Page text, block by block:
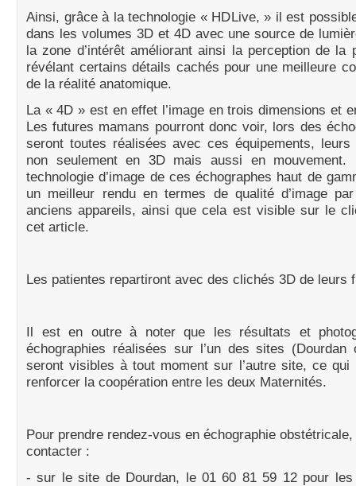
Ainsi, grâce à la technologie « HDLive, » il est
dans les volumes 3D et 4D avec une source de
la zone d’intérêt améliorant ainsi la perception de la
révélant certains détails cachés pour une meilleure
de la réalité anatomique.
La « 4D » est en effet l’image en trois dimensions et
Les futures mamans pourront donc voir, lors des
seront toutes réalisées avec ces équipements, leurs
non seulement en 3D mais aussi en mouvement.
technologie d’image de ces échographes haut de
un meilleur rendu en termes de qualité d’image
anciens appareils, ainsi que cela est visible sur le
cet article.
Les patientes repartiront avec des clichés 3D de leurs
Il est en outre à noter que les résultats et
échographies réalisées sur l’un des sites (Dourdan
seront visibles à tout moment sur l’autre site, ce qui
renforcer la coopération entre les deux Maternités.
Pour prendre rendez-vous en échographie
contacter :
- sur le site de Dourdan, le 01 60 81 59 12 pour les